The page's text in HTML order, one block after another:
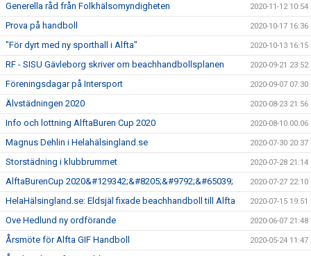
Generella råd från Folkhälsomyndigheten 2020-11-12 10:54
Prova på handboll 2020-10-17 16:36
"För dyrt med ny sporthall i Alfta" 2020-10-13 16:15
RF - SISU Gävleborg skriver om beachhandbollsplanen 2020-09-21 23:52
Föreningsdagar på Intersport 2020-09-07 07:30
Älvstädningen 2020 2020-08-23 21:56
Info och lottning AlftaBuren Cup 2020 2020-08-10 00:06
Magnus Dehlin i Helahälsingland.se 2020-07-30 20:37
Storstädning i klubbrummet 2020-07-28 21:14
AlftaBurenCup 2020&#129342;&#8205;&#9792;&#65039; 2020-07-27 22:10
HelaHälsingland.se: Eldsjäl fixade beachhandboll till Alfta 2020-07-15 19:51
Ove Hedlund ny ordförande 2020-06-07 21:48
Årsmöte för Alfta GIF Handboll 2020-05-24 11:47